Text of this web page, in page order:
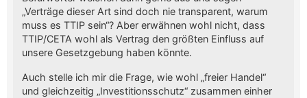
„Verträge dieser Art sind doch nie transparent, warum
muss es TTIP sein“? Aber erwähnen wohl nicht, dass
TTIP/CETA wohl als Vertrag den größten Einfluss auf
unsere Gesetzgebung haben könnte.
Auch stelle ich mir die Frage, wie wohl „freier Handel“
und gleichzeitig „Investitionsschutz“ zusammen einher